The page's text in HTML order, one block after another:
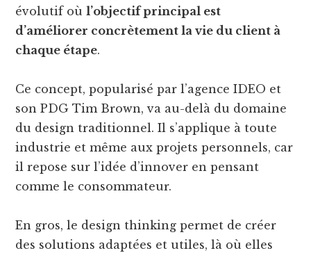
évolutif oùl’objectif principal est
d’améliorer concrètement la vie du client à
chaque étape.
Ce concept, popularisé par l’agence IDEO et
son PDG Tim Brown, va au-delà du domaine
du design traditionnel. Il s’applique à toute
industrie et même aux projets personnels, car
il repose sur l’idée d’innover en pensant
comme le consommateur.
En gros, le design thinking permet de créer
des solutions adaptées et utiles, là où elles